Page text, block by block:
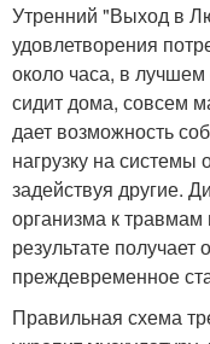
Утренний "Выход в
удовлетворения
около часа, в
сидит дома, совсем
дает возможность
нагрузку на системы
задействуя другие.
организма к
результате
преждевременное
Правильная схема